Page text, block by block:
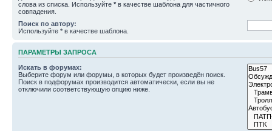
слова из списка. Используйте * в качестве шаблона для частичного
совпадения.
Поиск по автору:
Используйте * в качестве шаблона.
ПАРАМЕТРЫ ЗАПРОСА
Искать в форумах:
Выберите форум или форумы, в которых будет произведён поиск.
Поиск в подфорумах производится автоматически, если вы не
отключили соответствующую опцию ниже.